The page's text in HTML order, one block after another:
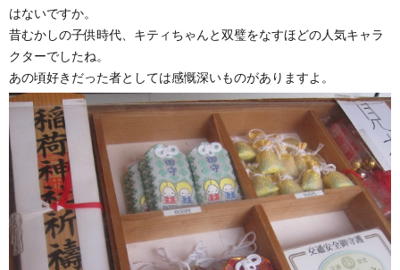
はないですか。
昔むかしの子供時代、キティちゃんと双璧をなすほどの人気キャラ
クターでしたね。
あの頃好きだった者としては感慨深いものがありますよ。